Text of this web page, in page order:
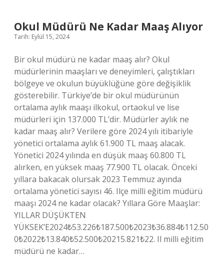
Okul Müdürü Ne Kadar Maaş Alıyor
Tarih: Eylül 15, 2024
Bir okul müdürü ne kadar maaş alır? Okul
müdürlerinin maaşları ve deneyimleri, çalıştıkları
bölgeye ve okulun büyüklüğüne göre değişiklik
gösterebilir. Türkiye’de bir okul müdürünün
ortalama aylık maaşı ilkokul, ortaokul ve lise
müdürleri için 137.000 TL’dir. Müdürler aylık ne
kadar maaş alır? Verilere göre 2024 yılı itibariyle
yönetici ortalama aylık 61.900 TL maaş alacak.
Yönetici 2024 yılında en düşük maaş 60.800 TL
alırken, en yüksek maaş 77.900 TL olacak. Önceki
yıllara bakacak olursak 2023 Temmuz ayında
ortalama yönetici sayısı 46. Ilçe milli eğitim müdürü
maaşı 2024 ne kadar olacak? Yıllara Göre Maaşlar:
YILLAR DÜŞÜKTEN
YÜKSEK’E2024₺53.226₺187.500₺2023₺36.884₺112.50
0₺2022₺13.840₺52.500₺20215.821₺22. Il milli eğitim
müdürü ne kadar…